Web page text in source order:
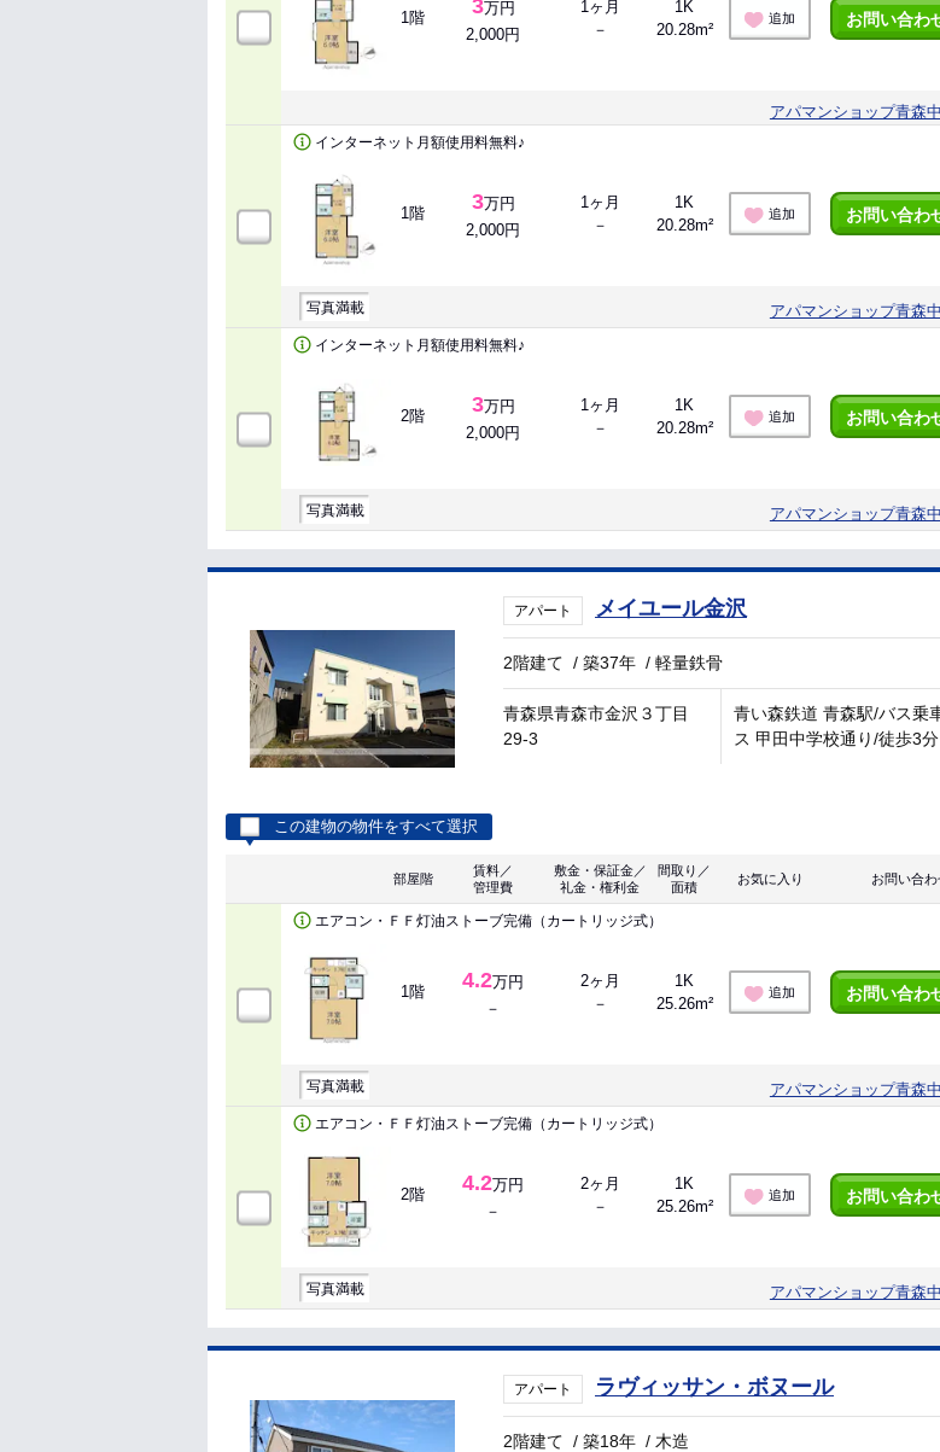
1階 3万円
2,000円
1ヶ月
－
1K
20.28m²
追加 お問い合わ
アパマンショップ青森
インターネット月額使用料無料♪
1階 3万円
2,000円
1ヶ月
－
1K
20.28m²
追加 お問い合わ
写真満載 アパマンショップ青森
インターネット月額使用料無料♪
2階 3万円
2,000円
1ヶ月
－
1K
20.28m²
追加 お問い合わ
写真満載 アパマンショップ青森
アパート メイユール金沢
2階建て /築37年 /軽量鉄骨
青森県青森市金沢３丁目
29-3
青い森鉄道 青森駅/バス乗
ス 甲田中学校通り/徒歩3分
この建物の物件をすべて選択
部屋階
賃料／
管理費
敷金・保証金／
礼金・権利金
間取り／
面積
お気に入り お問い合
エアコン・ＦＦ灯油ストーブ完備（カートリッジ式）
1階 4.2万円
－
2ヶ月
－
1K
25.26m²
追加 お問い合わ
写真満載 アパマンショップ青森
エアコン・ＦＦ灯油ストーブ完備（カートリッジ式）
2階 4.2万円
－
2ヶ月
－
1K
25.26m²
追加 お問い合わ
写真満載 アパマンショップ青森
アパート ラヴィッサン・ボヌール
2階建て /築18年 / 木造